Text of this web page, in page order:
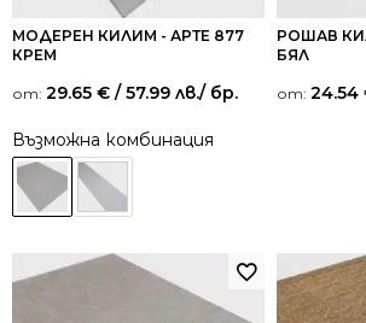
МОДЕРЕН КИЛИМ - АРТЕ 877
КРЕМ
от: 29.65 € / 57.99 лв./ бр.
Възможна комбинация
РОШАВ
БЯЛ
от: 24.54